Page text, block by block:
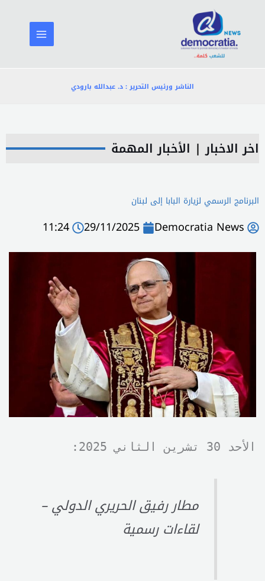
المحتوى
الناشر ورئيس التحرير : د. عبدالله بارودي
اخر الاخبار| الأخبار المهمة
البرنامج الرسمي لزيارة البابا إلى لبنان
Democratia News
29/11/2025
11:24
الأحد 30 تشرين الثاني 2025:
مطار رفيق الحريري الدولي –
لقاءات رسمية